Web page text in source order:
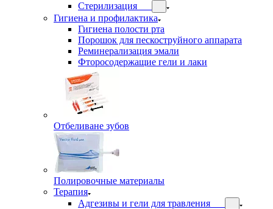
Стерилизация
Гигиена и профилактика
Гигиена полости рта
Порошок для пескоструйного аппарата
Реминерализация эмали
Фторосодержащие гели и лаки
Отбеливане зубов
Полировочные материалы
Терапия
Адгезивы и гели для травления